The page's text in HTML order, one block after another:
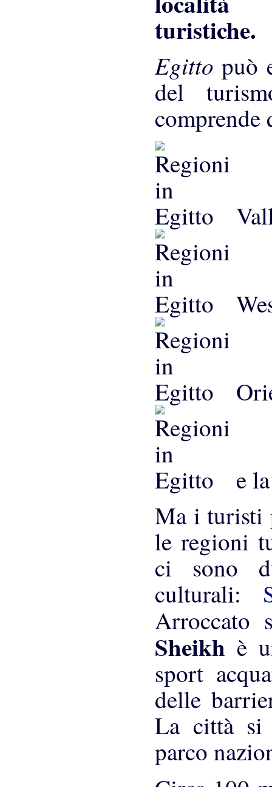
Egittopuò
del
comprende
e
Ma i turisti
le regioni
ci sono
culturali:
Arroccato
Sheikh è
sport
delle
La città si
parco